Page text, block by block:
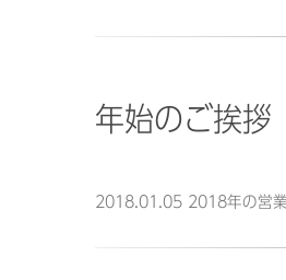
年始のご挨拶
2018.01.05 2018年の営業